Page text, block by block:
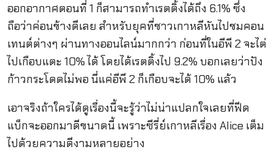
ออกอากาศตอนที่ 1 ก็สามารถทำเรตติ้งได้ถึง 6.1% ซึ่ง
ถือว่าค่อนข้างดีเลย สำหรับยุคที่ชาวเกาหลีหันไปชมคอน
เทนต์ต่างๆ ผ่านทางออนไลน์มากกว่า ก่อนที่ในอีพี 2 จะไต่
ไปเกือบแตะ 10% ได้ โดยได้เรตติ้งไป 9.2% บอกเลยว่าปัง
ก้าวกระโดดไม่พอ นี่แค่อีพี 2 ก็เกือบจะได้ 10% แล้ว
เอาจริงถ้าใครได้ดูเรื่องนี้จะรู้ว่าไม่น่าแปลกใจเลยที่ฟีด
แบ็กจะออกมาดีขนาดนี้ เพราะซีรี่ย์เกาหลีเรื่อง Alice เต็ม
ไปด้วยความดีงามหลายอย่าง